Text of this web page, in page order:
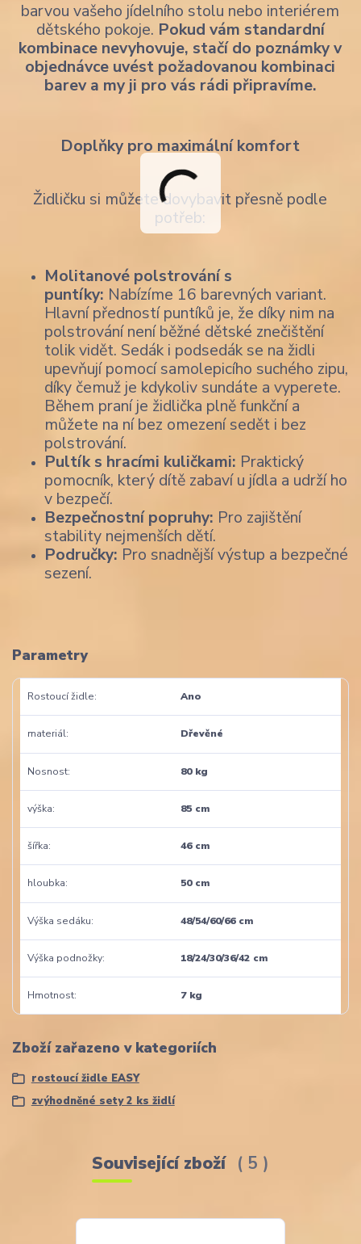
barvou vašeho jídelního stolu nebo interiérem
dětského pokoje. Pokud vám standardní
kombinace nevyhovuje, stačí do poznámky v
objednávce uvést požadovanou kombinaci
barev a my ji pro vás rádi připravíme.
Doplňky pro maximální komfort
Židličku si můžete dovybavit přesně podle
potřeb:
Molitanové polstrování s
puntíky: Nabízíme 16 barevných variant.
Hlavní předností puntíků je, že díky nim na
polstrování není běžné dětské znečištění
tolik vidět. Sedák i podsedák se na židli
upevňují pomocí samolepicího suchého zipu,
díky čemuž je kdykoliv sundáte a vyperete.
Během praní je židlička plně funkční a
můžete na ní bez omezení sedět i bez
polstrování.
Pultík s hracími kuličkami: Praktický
pomocník, který dítě zabaví u jídla a udrží ho
v bezpečí.
Bezpečnostní popruhy: Pro zajištění
stability nejmenších dětí.
Područky: Pro snadnější výstup a bezpečné
sezení.
Parametry
Rostoucí židle Ano
materiál Dřevěné
Nosnost 80 kg
výška 85 cm
šířka 46 cm
hloubka 50 cm
Výška sedáku 48/54/60/66 cm
Výška podnožky 18/24/30/36/42 cm
Hmotnost 7 kg
Zboží zařazeno v kategoriích
rostoucí židle EASY
zvýhodněné sety 2 ks židlí
Související zboží 5